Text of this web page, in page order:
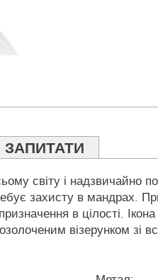
ЗАПИТАТИ
світу і
захисту в мандрах.
в цілості.
візерунком зі